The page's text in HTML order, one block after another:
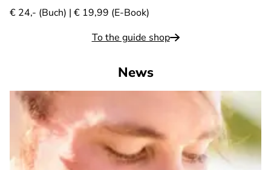
€ 24,- (Buch) | € 19,99 (E-Book)
To the guide shop
News